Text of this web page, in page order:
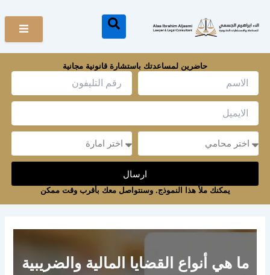
إلى
المحتوى
حاضرين لمساعدتك باستشارة قانونية مجانية
Name
Email
Message
Message
ارسال
يمكنك ملأ هذا النموذج. وسنتواصل معك بأقرب وقت ممكن
ما هي أنواع القضايا المالية والضريبية